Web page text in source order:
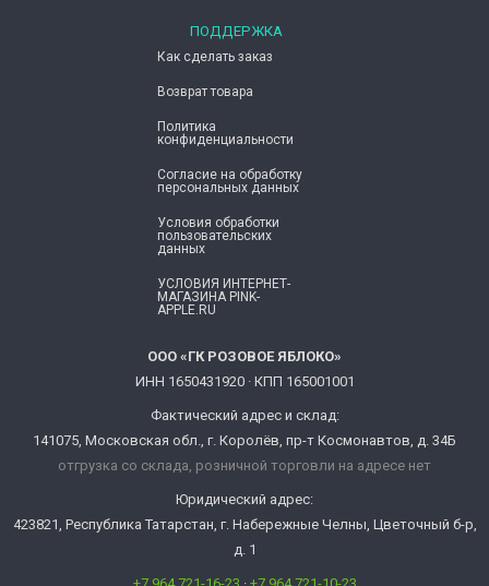
ПОДДЕРЖКА
Как сделать заказ
Возврат товара
Политика
конфиденциальности
Согласие ​на обработку
персональных данных
Условия обработки
пользовательских
данных
УСЛОВИЯ ИНТЕРНЕТ-
МАГАЗИНА PINK-
APPLE.RU
ООО «ГК РОЗОВОЕ ЯБЛОКО»
ИНН 1650431920 · КПП 165001001
Фактический адрес и склад:
141075, Московская обл., г. Королёв, пр-т Космонавтов, д. 34Б
отгрузка со склада, розничной торговли на адресе нет
Юридический адрес:
423821, Республика Татарстан, г. Набережные Челны, Цветочный б-р,
д. 1